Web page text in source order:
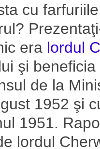
cu
era lordul
şi
de la
1952 şi
1951.
lordul